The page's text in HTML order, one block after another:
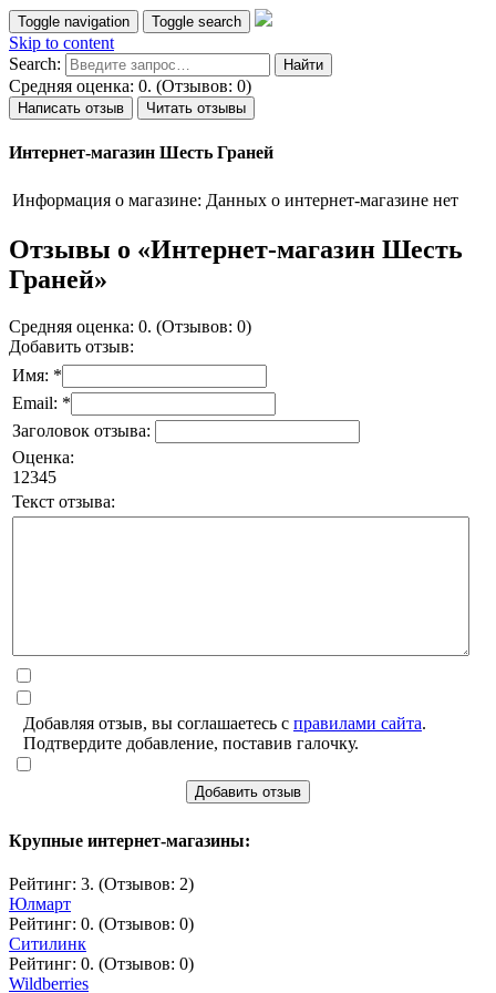
Toggle navigation Toggle search
Skip to content
Search:
Средняя оценка: 0. (Отзывов: 0)
Написать отзыв Читать отзывы
Интернет-магазин Шесть Граней
Информация о магазине: Данных о интернет-магазине нет
Отзывы о «Интернет-магазин Шесть
Граней»
Средняя оценка: 0. (Отзывов: 0)
Добавить отзыв:
Имя: *
Email: *
Заголовок отзыва:
Оценка:
1 2345
Текст отзыва:
Добавляя отзыв, вы соглашаетесь с правилами сайта.
Подтвердите добавление, поставив галочку.
Добавить отзыв
Крупные интернет-магазины:
Рейтинг: 3. (Отзывов: 2)
Юлмарт
Рейтинг: 0. (Отзывов: 0)
Ситилинк
Рейтинг: 0. (Отзывов: 0)
Wildberries